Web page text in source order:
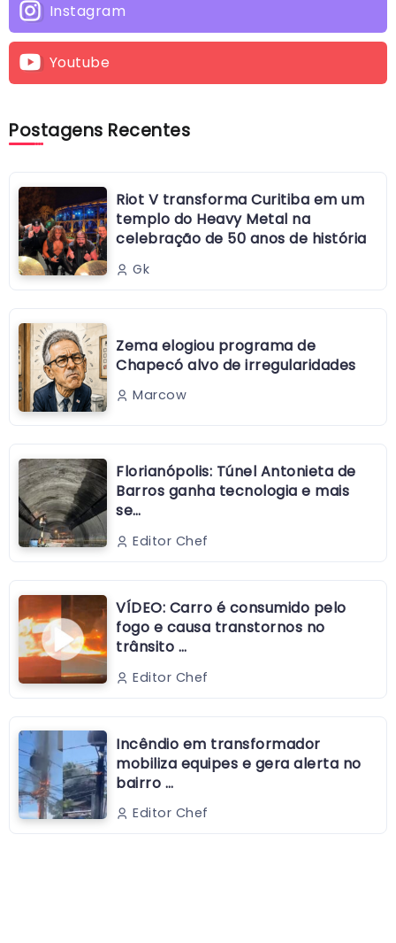
Instagram
Youtube
Postagens Recentes
Riot V transforma Curitiba em um
templo do Heavy Metal na
celebração de 50 anos de história
Gk
Zema elogiou programa de
Chapecó alvo de irregularidades
Marcow
Florianópolis: Túnel Antonieta de
Barros ganha tecnologia e mais
se…
Editor Chef
VÍDEO: Carro é consumido pelo
fogo e causa transtornos no
trânsito …
Editor Chef
Incêndio em transformador
mobiliza equipes e gera alerta no
bairro …
Editor Chef